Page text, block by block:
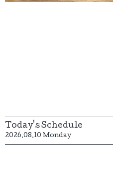
Today's Schedule
2026.08.10 Monday